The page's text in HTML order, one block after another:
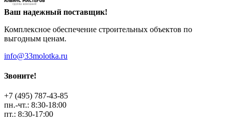
Ваш надежный поставщик!
Комплексное обеспечение строительных объектов по
выгодным ценам.
info@33molotka.ru
Звоните!
+7 (495) 787-43-85
пн.-чт.: 8:30-18:00
пт.: 8:30-17:00